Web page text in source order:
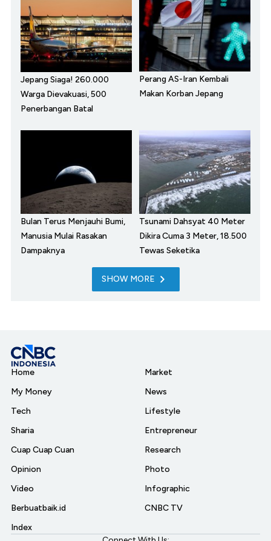
Jepang Siaga! 260.000
Warga Dievakuasi, 500
Penerbangan Batal
Perang AS-Iran Kembali
Makan Korban Jepang
Bulan Terus Menjauhi Bumi,
Manusia Mulai Rasakan
Dampaknya
Tsunami Dahsyat 40 Meter
Dikira Cuma 3 Meter, 18.500
Tewas Seketika
SHOW MORE
Home
My Money
Tech
Sharia
Cuap Cuap Cuan
Opinion
Video
Berbuatbaik.id
Index
Market
News
Lifestyle
Entrepreneur
Research
Photo
Infographic
CNBC TV